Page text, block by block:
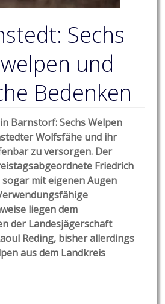
Sechs
und
Bedenken
Barnstorf: Sechs Welpen
Wolfsfähe und ihr
zu versorgen. Der
Friedrich
mit eigenen Augen
liegen dem
der Landesjägerschaft
Reding, bisher allerdings
aus dem Landkreis